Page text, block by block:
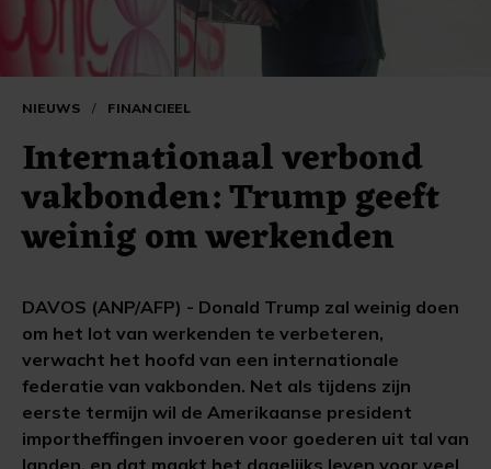
NIEUWS / FINANCIEEL
Internationaal verbond
vakbonden: Trump geeft
weinig om werkenden
DAVOS (ANP/AFP) - Donald Trump zal weinig doen
om het lot van werkenden te verbeteren,
verwacht het hoofd van een internationale
federatie van vakbonden. Net als tijdens zijn
eerste termijn wil de Amerikaanse president
importheffingen invoeren voor goederen uit tal van
landen, en dat maakt het dagelijks leven voor veel